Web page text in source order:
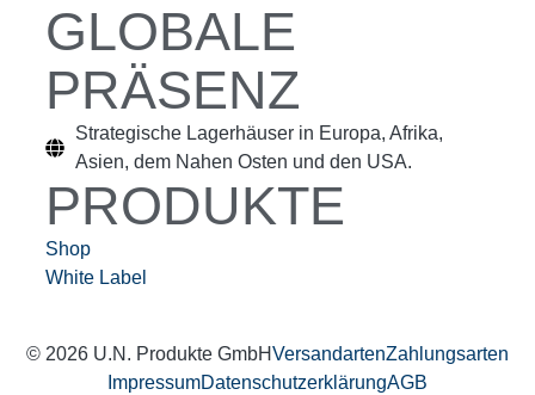
GLOBALE
PRÄSENZ
Strategische Lagerhäuser in Europa, Afrika,
Asien, dem Nahen Osten und den USA.
PRODUKTE
Shop
White Label
© 2026 U.N. Produkte GmbHVersandartenZahlungsarten
ImpressumDatenschutzerklärungAGB